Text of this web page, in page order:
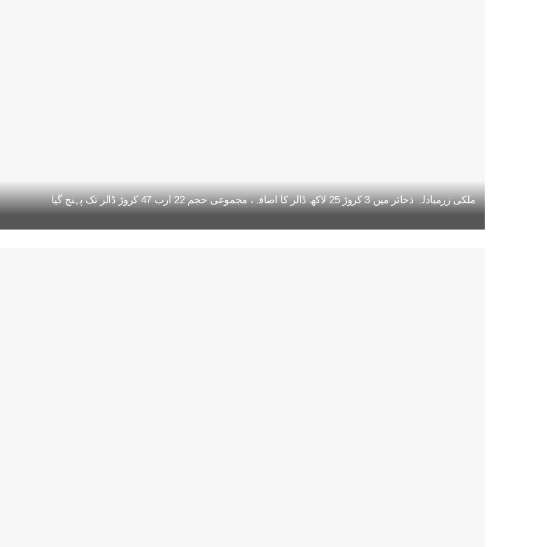
ملکی زرمبادلہ ذخائر میں 3 کروڑ 25 لاکھ ڈالر کا اضافہ، مجموعی حجم 22 ارب 47 کروڑ ڈالر تک پہنچ گیا